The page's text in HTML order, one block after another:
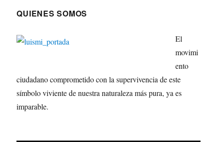
QUIENES SOMOS
El
movimi
ento
ciudadano comprometido con la supervivencia de este
símbolo viviente de nuestra naturaleza más pura, ya es
imparable.